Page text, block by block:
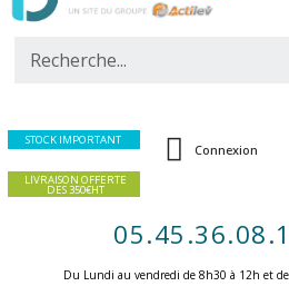
STOCK IMPORTANT
LIVRAISON OFFERTE
DES 350€HT
Connexion
Du Lundi au vendredi de 8h30 à 12h et